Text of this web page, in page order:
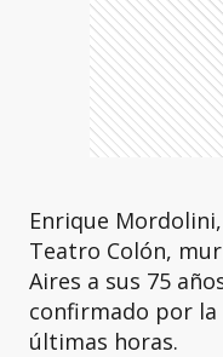
Enrique
Teatro Colón,
Aires a sus 75
confirmado por
últimas horas.